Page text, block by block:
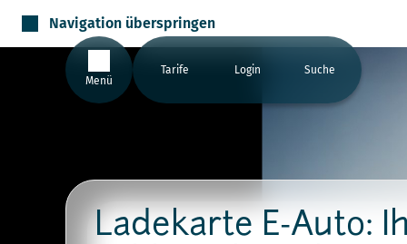
Navigation überspringen
Menü
Tarife Login Suche
Ladekarte E-Auto: